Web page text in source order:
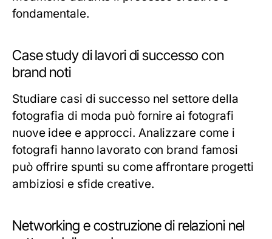
fondamentale.
Case study di lavori di successo con
brand noti
Studiare casi di successo nel settore della
fotografia di moda può fornire ai fotografi
nuove idee e approcci. Analizzare come i
fotografi hanno lavorato con brand famosi
può offrire spunti su come affrontare progetti
ambiziosi e sfide creative.
Networking e costruzione di relazioni nel